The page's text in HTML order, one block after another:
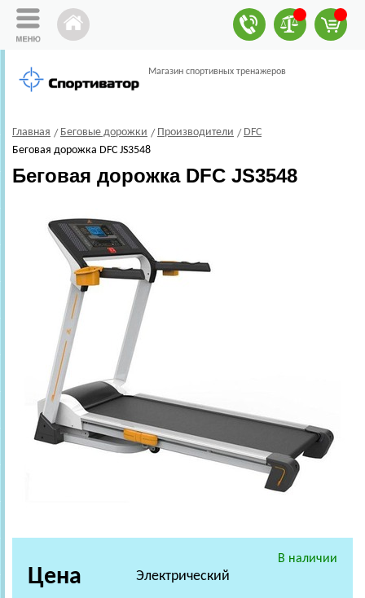
Магазин спортивных тренажеров
Главная Беговые дорожки Производители
DFC
Беговая дорожка DFC JS3548
Беговая дорожка DFC JS3548
В наличии
Электрический
Цена